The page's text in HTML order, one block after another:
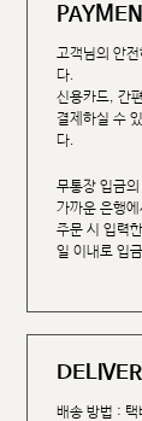
고객님의 안
다.
신용카드, 간
결제하실 수
다.
무통장 입금
가까운 은행
주문 시 입력
일 이내로 입
배송 방법 : 택